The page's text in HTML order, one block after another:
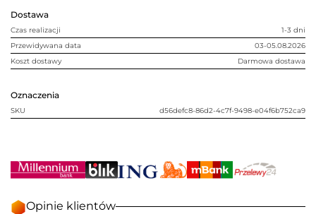
Dostawa
Czas realizacji
1-3 dni
Przewidywana data
03-05.08.2026
Koszt dostawy
Darmowa dostawa
Oznaczenia
SKU d56defc8-86d2-4c7f-9498-e04f6b752ca9
Opinie klientów